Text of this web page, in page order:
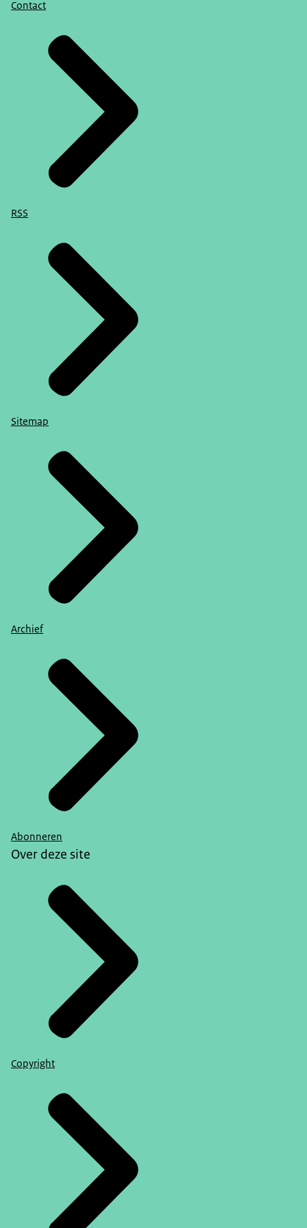
Contact
RSS
Sitemap
Archief
Abonneren
Over deze site
Copyright